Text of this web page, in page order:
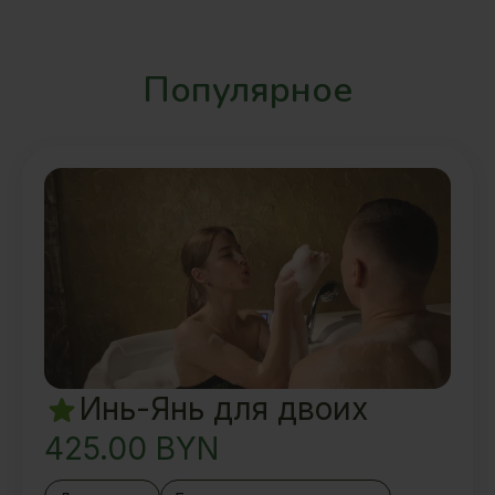
Популярное
Инь-Янь для двоих
425.00 BYN